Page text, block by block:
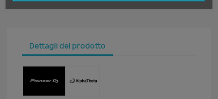
Dettagli del prodotto